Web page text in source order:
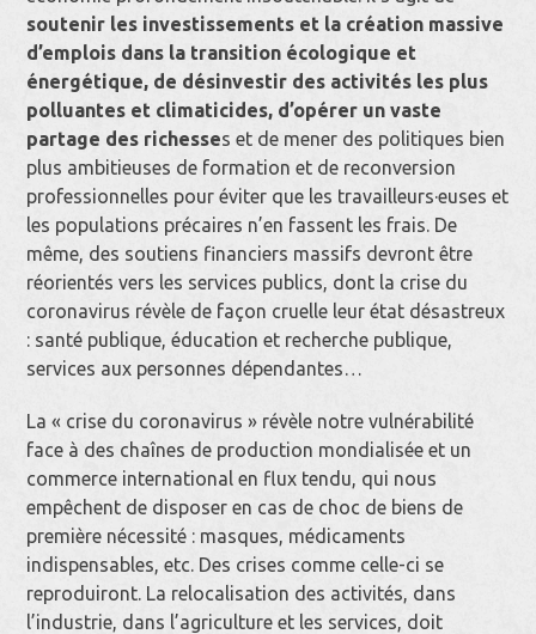
soutenir les investissements et la création massive
d’emplois dans la transition écologique et
énergétique, de désinvestir des activités les plus
polluantes et climaticides, d’opérer un vaste
partage des richesses et de mener des politiques bien
plus ambitieuses de formation et de reconversion
professionnelles pour éviter que les travailleurs·euses et
les populations précaires n’en fassent les frais. De
même, des soutiens financiers massifs devront être
réorientés vers les services publics, dont la crise du
coronavirus révèle de façon cruelle leur état désastreux
: santé publique, éducation et recherche publique,
services aux personnes dépendantes…
La « crise du coronavirus » révèle notre vulnérabilité
face à des chaînes de production mondialisée et un
commerce international en flux tendu, qui nous
empêchent de disposer en cas de choc de biens de
première nécessité : masques, médicaments
indispensables, etc. Des crises comme celle-ci se
reproduiront. La relocalisation des activités, dans
l’industrie, dans l’agriculture et les services, doit